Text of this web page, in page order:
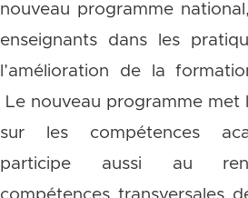
nouveau programme
enseignants dans les
l’amélioration de la
Le nouveau programme met
sur les compétences
participe aussi au